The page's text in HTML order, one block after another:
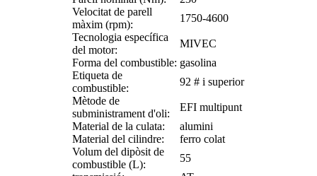
Velocitat de parell
màxim (rpm):
1750-4600
Tecnologia específica
del motor:
MIVEC
Forma del combustible: gasolina
Etiqueta de
combustible:
92 # i superior
Mètode de
subministrament d'oli:
EFI multipunt
Material de la culata:
alumini
Material del cilindre:
ferro colat
Volum del dipòsit de
combustible (L):
55